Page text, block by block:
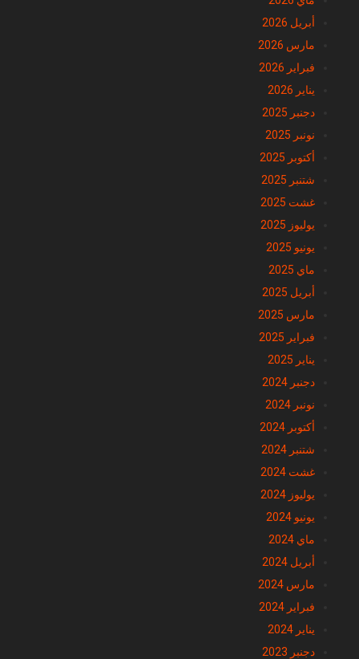
أبريل 2026
مارس 2026
فبراير 2026
يناير 2026
دجنبر 2025
نونبر 2025
أكتوبر 2025
شتنبر 2025
غشت 2025
يوليوز 2025
يونيو 2025
ماي 2025
أبريل 2025
مارس 2025
فبراير 2025
يناير 2025
دجنبر 2024
نونبر 2024
أكتوبر 2024
شتنبر 2024
غشت 2024
يوليوز 2024
يونيو 2024
ماي 2024
أبريل 2024
مارس 2024
فبراير 2024
يناير 2024
دجنبر 2023